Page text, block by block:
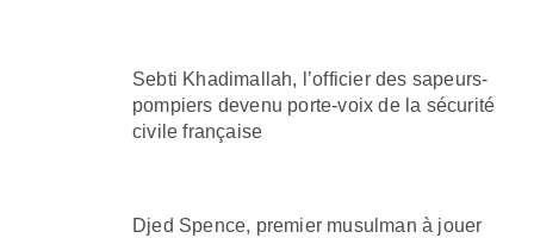
Sebti Khadimallah, l’officier des sapeurs-
pompiers devenu porte-voix de la sécurité
civile française
Djed Spence, premier musulman à jouer